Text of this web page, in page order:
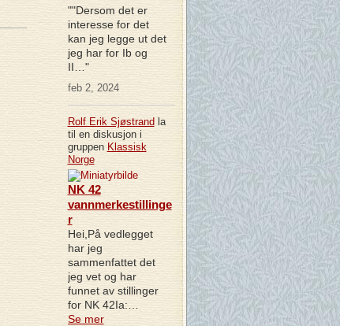
""Dersom det er
interesse for det
kan jeg legge ut det
jeg har for Ib og
II…"
feb 2, 2024
Rolf Erik Sjøstrand la
til en diskusjon i
gruppen Klassisk
Norge
NK 42
vannmerkestillinge
r
Hei,På vedlegget
har jeg
sammenfattet det
jeg vet og har
funnet av stillinger
for NK 42Ia:…
Se mer